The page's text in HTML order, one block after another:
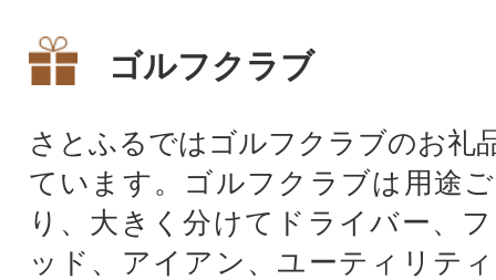
ゴルフクラブ
さとふるではゴルフクラブのお礼
ています。ゴルフクラブは用途
り、大きく分けてドライバー、
ッド、アイアン、ユーティリテ